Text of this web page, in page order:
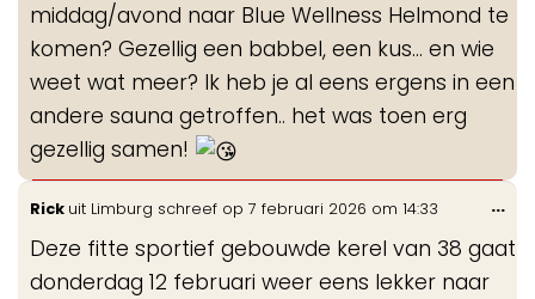
middag/avond naar Blue Wellness Helmond te
komen? Gezellig een babbel, een kus... en wie
weet wat meer? Ik heb je al eens ergens in een
andere sauna getroffen.. het was toen erg
gezellig samen!
Rick uit Limburg schreef op 7 februari 2026 om 14:33
Deze fitte sportief gebouwde kerel van 38 gaat
donderdag 12 februari weer eens lekker naar
...